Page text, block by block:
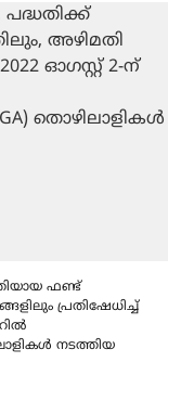
ഫണ്ട്
പ്രതിഷേധിച്ച്
നടത്തിയ